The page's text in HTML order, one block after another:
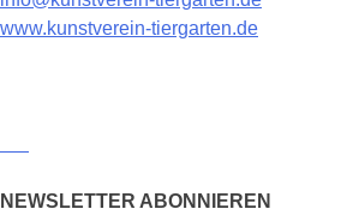
www.kunstverein-tiergarten.de
NEWSLETTER ABONNIEREN